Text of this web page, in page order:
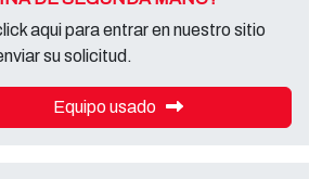
aqui para entrar en nuestro sitio
su solicitud.
Equipo usado